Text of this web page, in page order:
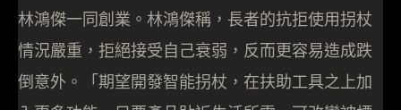
林鴻傑一同創業。林鴻傑稱，長者的抗拒使用拐杖
情況嚴重，拒絕接受自己衰弱，反而更容易造成跌
倒意外。「期望開發智能拐杖，在扶助工具之上加